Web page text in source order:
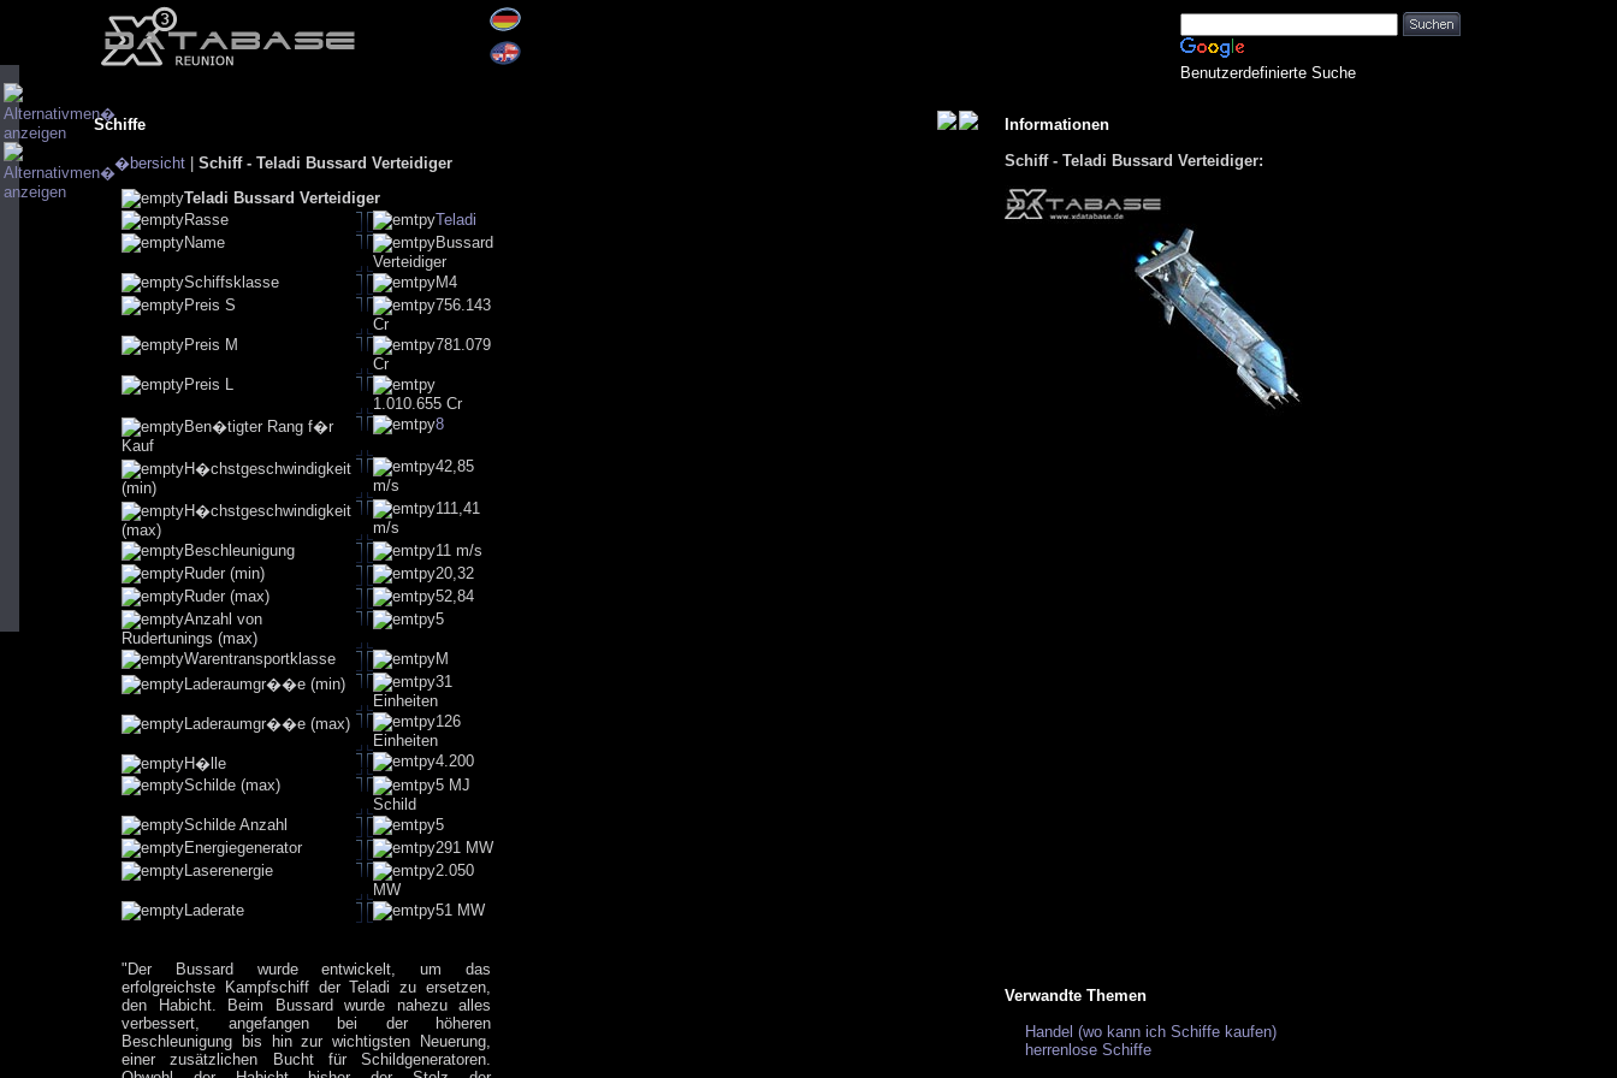
Benutzerdefinierte Suche
Schiffe
�bersicht
Schiff - Teladi Bussard Verteidiger
Teladi Bussard Verteidiger
Rasse
Teladi
Name
Bussard
Verteidiger
Schiffsklasse
M4
Preis S
756.143
Cr
Preis M
781.079
Cr
Preis L
1.010.655 Cr
Ben�tigter Rang f�r
Kauf
8
H�chstgeschwindigkeit
(min)
42,85
m/s
H�chstgeschwindigkeit
(max)
111,41
m/s
Beschleunigung
11 m/s
Ruder (min)
20,32
Ruder (max)
52,84
Anzahl von
Rudertunings (max)
5
Warentransportklasse
M
Laderaumgr��e (min)
31
Einheiten
Laderaumgr��e (max)
126
Einheiten
H�lle
4.200
Schilde (max)
5 MJ
Schild
Schilde Anzahl
5
Energiegenerator
291 MW
Laserenergie
2.050
MW
Laderate
51 MW
"Der Bussard wurde entwickelt, um das
erfolgreichste Kampfschiff der Teladi zu ersetzen,
den Habicht. Beim Bussard wurde nahezu alles
verbessert, angefangen bei der höheren
Beschleunigung bis hin zur wichtigsten Neuerung,
einer zusätzlichen Bucht für Schildgeneratoren.
Informationen
Schiff - Teladi Bussard Verteidiger:
Verwandte Themen
Handel (wo kann ich Schiffe kaufen)
herrenlose Schiffe